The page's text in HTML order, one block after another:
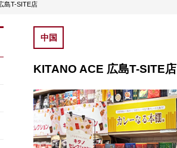
島T-SITE店
中国
KITANO ACE 広島T-SITE店